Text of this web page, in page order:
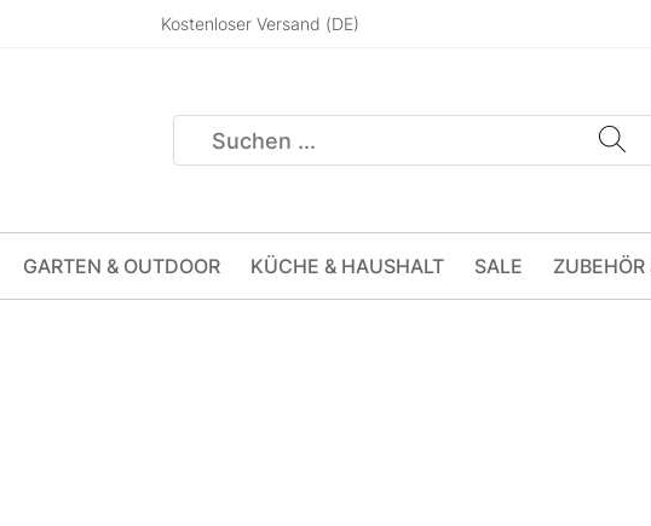
Kostenloser Versand (DE)
GARTEN & OUTDOOR KÜCHE & HAUSHALT SALE ZUBEHÖR